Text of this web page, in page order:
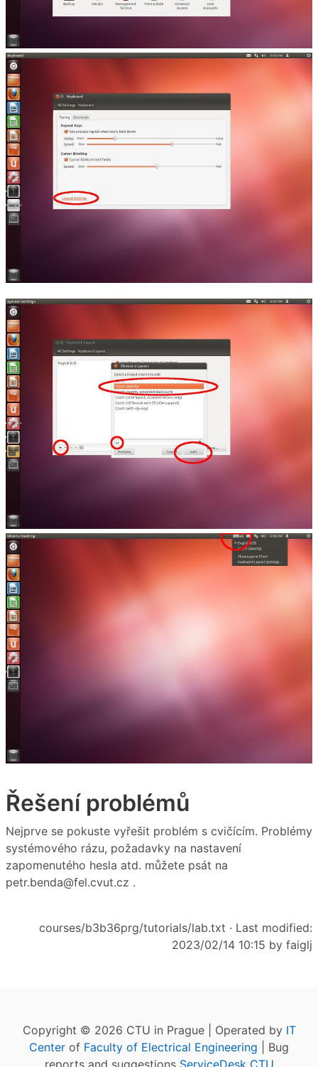
Řešení problémů
Nejprve se pokuste vyřešit problém s cvičícím. Problémy
systémového rázu, požadavky na nastavení
zapomenutého hesla atd. můžete psát na
petr.benda@fel.cvut.cz .
courses/b3b36prg/tutorials/lab.txt · Last modified:
2023/02/14 10:15 by faiglj
Copyright © 2026 CTU in Prague | Operated by IT
Center of Faculty of Electrical Engineering | Bug